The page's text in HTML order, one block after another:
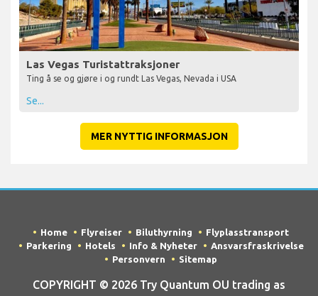
Las Vegas Turistattraksjoner
Ting å se og gjøre i og rundt Las Vegas, Nevada i USA
Se...
MER NYTTIG INFORMASJON
Home Flyreiser Biluthyrning
Flyplasstransport
Parkering
Hotels Info & Nyheter
Ansvarsfraskrivelse
Personvern
Sitemap
COPYRIGHT © 2026 Try Quantum OU trading as